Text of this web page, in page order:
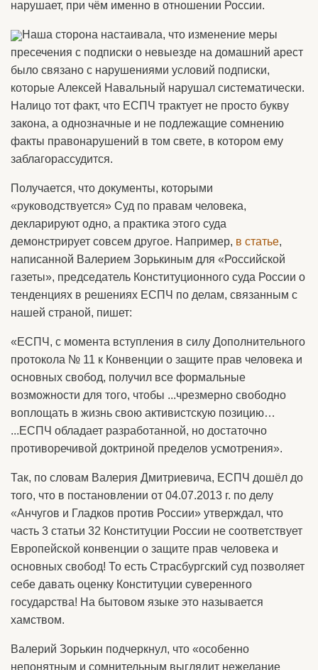
нарушает, при чём именно в отношении России.
Наша сторона настаивала, что изменение меры
пресечения с подписки о невыезде на домашний арест
было связано с нарушениями условий подписки,
которые Алексей Навальный нарушал систематически.
Налицо тот факт, что ЕСПЧ трактует не просто букву
закона, а однозначные и не подлежащие сомнению
факты правонарушений в том свете, в котором ему
заблагорассудится.
Получается, что документы, которыми
«руководствуется» Суд по правам человека,
декларируют одно, а практика этого суда
демонстрирует совсем другое. Например, в статье,
написанной Валерием Зорькиным для «Российской
газеты», председатель Конституционного суда России о
тенденциях в решениях ЕСПЧ по делам, связанным с
нашей страной, пишет:
«ЕСПЧ, с момента вступления в силу Дополнительного
протокола № 11 к Конвенции о защите прав человека и
основных свобод, получил все формальные
возможности для того, чтобы ...чрезмерно свободно
воплощать в жизнь свою активистскую позицию…
...ЕСПЧ обладает разработанной, но достаточно
противоречивой доктриной пределов усмотрения».
Так, по словам Валерия Дмитриевича, ЕСПЧ дошёл до
того, что в постановлении от 04.07.2013 г. по делу
«Анчугов и Гладков против России» утверждал, что
часть 3 статьи 32 Конституции России не соответствует
Европейской конвенции о защите прав человека и
основных свобод! То есть Страсбургский суд позволяет
себе давать оценку Конституции суверенного
государства! На бытовом языке это называется
хамством.
Валерий Зорькин подчеркнул, что «особенно
непонятным и сомнительным выглядит нежелание